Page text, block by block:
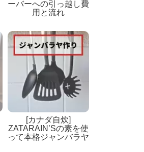
ーバーへの引っ越し費
用と流れ
[カナダ自炊]
ZATARAIN’Sの素を使
って本格ジャンバラヤ